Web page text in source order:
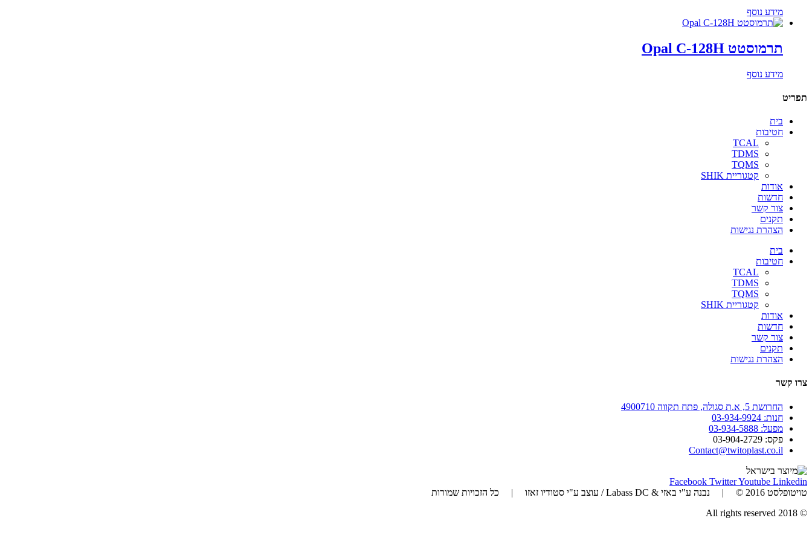
מידע נוסף
תרמוסטט Opal C-128H
מידע נוסף
תפריט
בית
חטיבות
TCAL
TDMS
TQMS
קטגוריית SHIK
אודות
חדשות
צור קשר
תקנים
הצהרת נגישות
בית
חטיבות
TCAL
TDMS
TQMS
קטגוריית SHIK
אודות
חדשות
צור קשר
תקנים
הצהרת נגישות
צרו קשר
החרושת 5, א.ת סגולה, פתח תקווה 4900710
חנות: 03-934-9924
מפעל: 03-934-5888
פקס: 03-904-2729
Contact@twitoplast.co.il
Facebook TwitterYoutube Linkedin
טויטופלסט 2016 © | נבנה ע"י באזי & Labass DC / עוצב ע"י סטודיו זאזו | כל הזכויות שמורות
© 2018 All rights reserved